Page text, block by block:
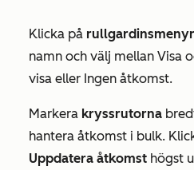
Klicka på
namn och välj mellan Visa
visa eller Ingen åtkomst.
Markera kryssrutorna
hantera åtkomst i bulk.
Uppdatera åtkomst högst